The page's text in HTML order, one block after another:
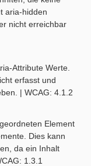
aria-hidden
nicht erreichbar
Attribute Werte.
erfasst und
| WCAG: 4.1.2
Element
Dies kann
da ein Inhalt
1.3.1